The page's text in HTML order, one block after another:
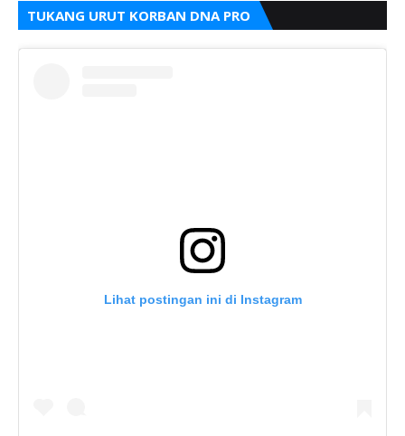
TUKANG URUT KORBAN DNA PRO
Lihat postingan ini di Instagram